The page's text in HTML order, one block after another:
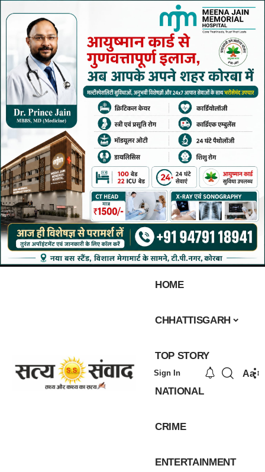
HOME
CHHATTISGARH
TOP STORY
NATIONAL
CRIME
ENTERTAINMENT
Sign In Aa